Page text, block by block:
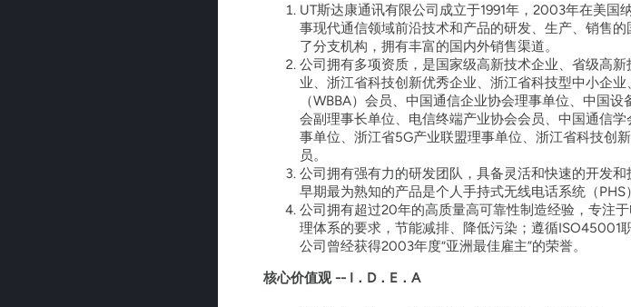
UT斯达康通讯有限公司成立于1991年，2003年在美
事现代通信领域前沿技术和产品的研发、生产、销售
了分支机构，拥有丰富的国内外销售渠道。
公司拥有多项资质，是国家级高新技术企业、省级高
业、浙江省科技创新优秀企业、浙江省科技型中小企
（WBBA）会员、中国通信企业协会理事单位、中国
会副理事长单位、电信终端产业协会会员、中国通信
事单位、浙江省5G产业联盟理事单位、浙江省科技创
员。
公司拥有强有力的研发团队，具备灵活和快速的开发
早期最为熟知的产品是个人手持式无线电话系统（PHS
公司拥有超过20年的高质量高可靠性制造经验，专注
理体系的要求，节能减排、降低污染；遵循ISO45001
公司曾经获得2003年度“亚洲最佳雇主”的荣誉。
核心价值观 -- I．D．E．A